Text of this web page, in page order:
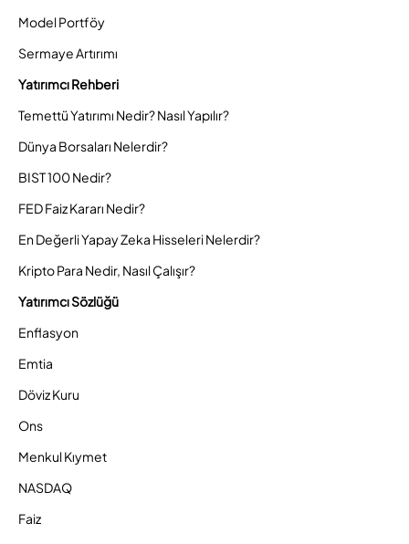
Model Portföy
Sermaye Artırımı
Yatırımcı Rehberi
Temettü Yatırımı Nedir? Nasıl Yapılır?
Dünya Borsaları Nelerdir?
BIST 100 Nedir?
FED Faiz Kararı Nedir?
En Değerli Yapay Zeka Hisseleri Nelerdir?
Kripto Para Nedir, Nasıl Çalışır?
Yatırımcı Sözlüğü
Enflasyon
Emtia
Döviz Kuru
Ons
Menkul Kıymet
NASDAQ
Faiz